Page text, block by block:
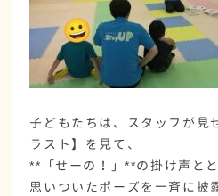
子どもたちは、スタッフが見
ラスト】を見て、
**「せーの！」**の掛け声と
思いついたポーズを一斉に披